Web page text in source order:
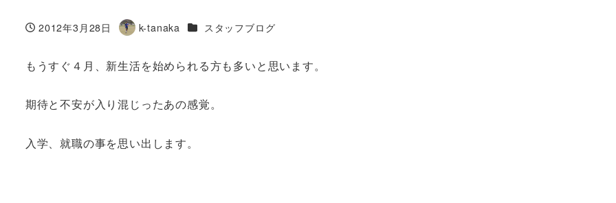
投稿日
2012年3月28日
著
k-tanaka カテゴリー
スタッフブログ
もうすぐ４月、新生活を始められる方も多いと思います。
期待と不安が入り混じったあの感覚。
入学、就職の事を思い出します。